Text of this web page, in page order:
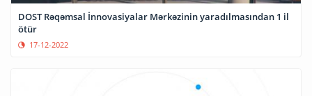
DOST Rəqəmsal İnnovasiyalar Mərkəzinin yaradılmasından 1 il
ötür
17-12-2022